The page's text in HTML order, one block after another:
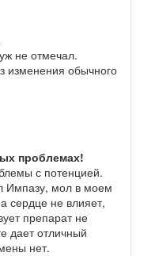
не отмечал.
изменения обычного
проблемах!
с потенцией.
Импазу, мол в моем
сердце не влияет,
препарат не
дает отличный
нет.